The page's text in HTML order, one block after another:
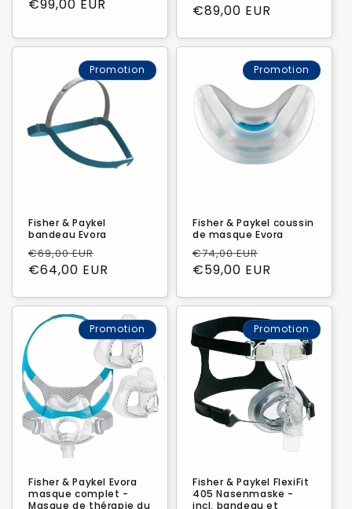
€99,00 EUR
habituel
€89,00 EUR
Promotion
Fisher & Paykel
bandeau Evora
Prix
habituel
€69,00 EUR
promotionnel
€64,00 EUR
Promotion
Fisher & Paykel coussin
de masque Evora
Prix
habituel
€74,00 EUR
€59,00 EUR
Promotion
Fisher & Paykel Evora
masque complet -
Masque de thérapie du
Promotion
Fisher & Paykel FlexiFit
405 Nasenmaske -
incl. bandeau et